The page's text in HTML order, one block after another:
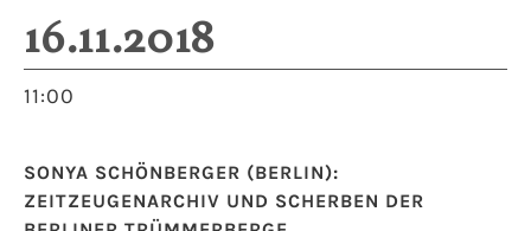
16.11.2018
11:00
SONYA SCHÖNBERGER (BERLIN):
ZEITZEUGENARCHIV UND SCHERBEN DER